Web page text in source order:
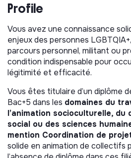
Animation et suivi de la
Les bénévoles sont au cœur du
êtes la personne de référence
leur fidélisation : organisation
recrutement (tous les deux mois),
accompagnement dans la prise
Vous créez les conditions pour
durablement et efficacement.
Coordination et suivi
Vous assurez le suivi de
Profile
Vous avez une connaissance
enjeux des personnes
parcours personnel, militant ou
condition indispensable pour
légitimité et efficacité.
Vous êtes titulaire d’un diplôme
Bac+5 dans les domaines du
l’animation socioculturelle, du
social ou des sciences
mention Coordination de
solide en animation de collectifs